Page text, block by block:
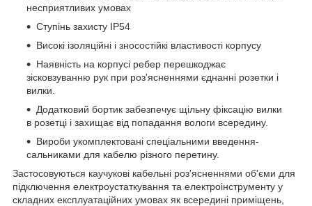
несприятливих умовах
Ступінь захисту IP54
Високі ізоляційні і зносостійкі властивості корпусу
Наявність на корпусі ребер перешкоджає
зісковзуванню рук при роз'ясненнями єднанні розетки і
вилки.
Додатковий бортик забезпечує щільну фіксацію вилки
в розетці і захищає від попадання вологи всередину.
Вироби укомплектовані спеціальними введення-
сальниками для кабелю різного перетину.
Застосовуються каучукові кабельні роз'ясненнями об'єми для
підключення електроустаткування та електроінструменту у
складних експлуатаційних умовах як всередині приміщень,